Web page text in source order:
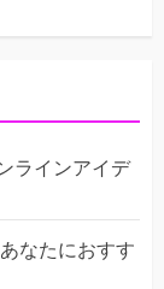
ラインアイデ
なたにおすす